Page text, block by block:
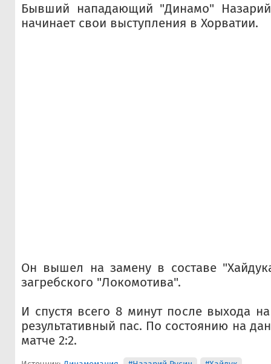
Бывший нападающий "Динамо"
начинает свои выступления в Хорватии.
Он вышел на замену в составе
загребского "Локомотива".
И спустя всего 8 минут после выхода
результативный пас. По состоянию на
матче 2:2.